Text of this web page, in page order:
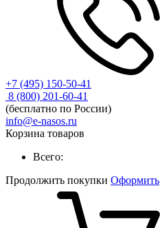
+7 (495) 150-50-41
8 (800) 201-60-41
(бесплатно по России)
info@e-nasos.ru
Корзина товаров
Всего:
Продолжить покупки Оформить